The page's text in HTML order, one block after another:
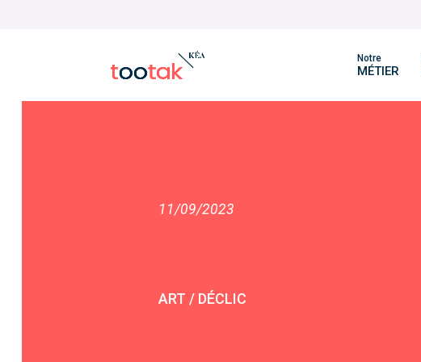
Notre
MÉTIER
11/09/2023
ART / DÉCLIC